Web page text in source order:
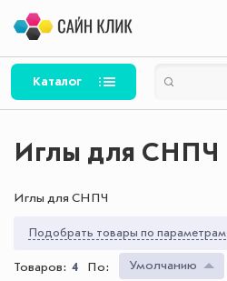
Каталог
Иглы для СНПЧ
Иглы для СНПЧ
Подобрать товары по параметрам
Товаров: 4 По: Умолчанию